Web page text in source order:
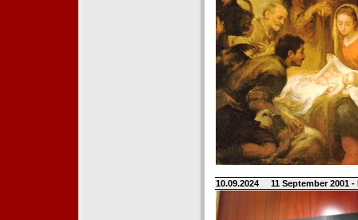
10.09.2024 11 September 2001